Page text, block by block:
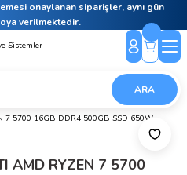
onaylanan siparişler, aynı gün
verilmektedir.
ARA
AMD RYZEN 7 5700